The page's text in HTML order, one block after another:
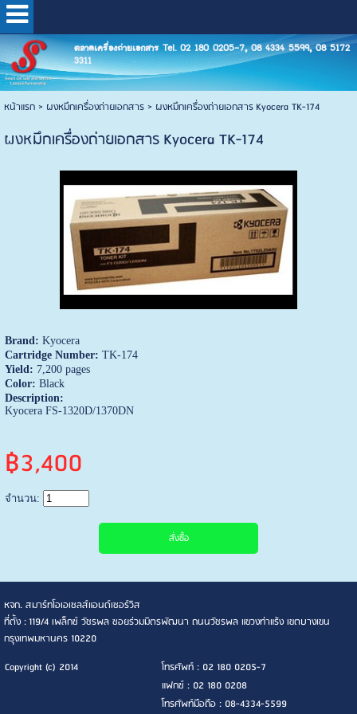
ตลาดเครื่องถ่ายเอกสาร Tel. 02 180 0205-7, 08 4334 5599, 08 5172
3311
หน้าแรก> ผงหมึกเครื่องถ่ายเอกสาร> ผงหมึกเครื่องถ่ายเอกสาร Kyocera TK-174
ผงหมึกเครื่องถ่ายเอกสาร Kyocera TK-174
Brand: Kyocera
Cartridge Number: TK-174
Yield: 7,200 pages
Color: Black
Description:
Kyocera FS-1320D/1370DN
฿3,400
จำนวน:
หจก. สมาร์ทโอเอเซลส์แอนด์เซอร์วิส
ที่ตั้ง : 119/4 เพล็กซ์ วัชรพล ซอยร่วมมิตรพัฒนา ถนนวัชรพล แขวงท่าแร้ง เขตบางเขน
กรุงเทพมหานคร 10220
Copyright (c) 2014
โทรศัพท์ : 02 180 0205-7
แฟกซ์ : 02 180 0208
โทรศัพท์มือถือ : 08-4334-5599